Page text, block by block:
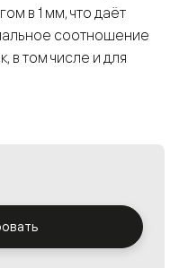
в 1 мм, что даёт
соотношение
в том числе и для
с различными
освещённость.